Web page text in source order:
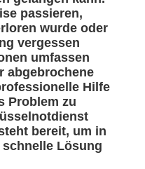
passieren,
wurde oder
vergessen
umfassen
abgebrochene
Hilfe
Problem zu
bereit, um in
Lösung